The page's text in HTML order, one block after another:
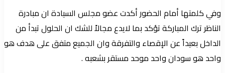
وفي كلمتها أمام الحضور أكدت عضو مجلس السيادة ان مبادرة
الناظر ترك المباركة تؤكد بما لايدع مجالاً للشك ان الحلول تبدأ من
الداخل بعيداً عن الإقصاء والتفرقة وان الجميع متفق على هدف هو
واحد هو سودان واحد موحد مستقر بشعبه .